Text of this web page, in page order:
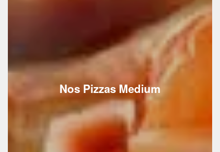
Nos Pizzas Medium